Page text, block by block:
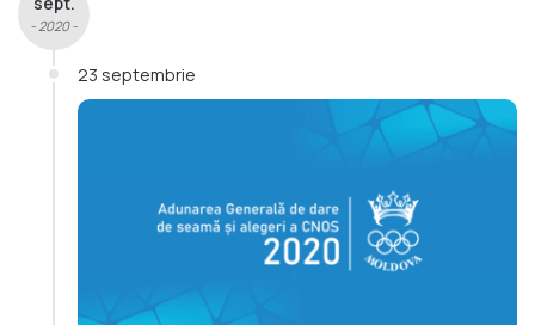
- 2020 -
23 septembrie